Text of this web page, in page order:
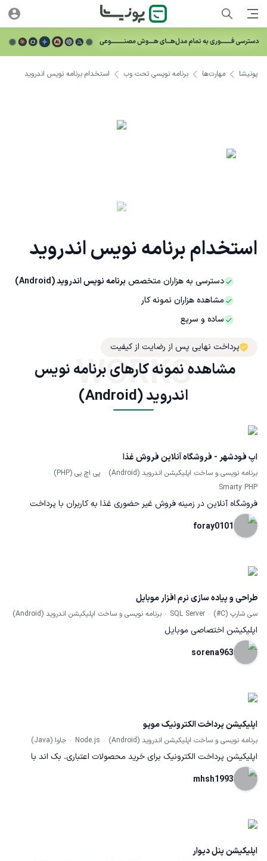
استخدام برنامه نویس اندروید
دسترسی به هزاران متخصص برنامه نویس اندروید (Android)
مشاهده هزاران نمونه کار
ساده و سریع
پرداخت نهایی پس از رضایت از کیفیت
پونیشا مهارت‌ها برنامه نویسی تحت وب استخدام برنامه نویس اندروید
مشاهده نمونه کارهای برنامه نویس
اندروید (Android)
WORKS
اپ فودشهر - فروشگاه آنلاین فروش غذا
برنامه نویسی و ساخت اپلیکیشن اندروید (Android)
پی اچ پی (PHP)
Smarty PHP
فروشگاه آنلاین در زمینه فروش غیر حضوری غذا به کاربران با پرداخت
آنلاین با درگاه ملت یا پرداخت حضوری (درب منزل)
foray0101
طراحی و پیاده سازی نرم افزار موبایل
سی شارپ (C#) SQL Server برنامه نویسی و ساخت اپلیکیشن اندروید (Android)
اپلیکیشن اختصاصی موبایل
sorena963
اپلیکیشن پرداخت الکترونیک موپو
برنامه نویسی و ساخت اپلیکیشن اندروید (Android) Node.js جاوا (Java)
اپلیکیشن پرداخت الکترونیک برای خرید محصولات اعتباری. بک اند با
mhsh1993
اپلیکیشن پنل دیوار